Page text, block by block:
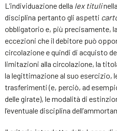
L’individuazione della lex tituli
disciplina pertanto gli aspetti
obbligatorio e, più precisamente,
eccezioni che il debitore può
circolazione e quindi di acquisto
limitazioni alla circolazione, la
la legittimazione al suo esercizio,
trasferimenti (e, perciò, ad
delle girate), le modalità di
l’eventuale disciplina